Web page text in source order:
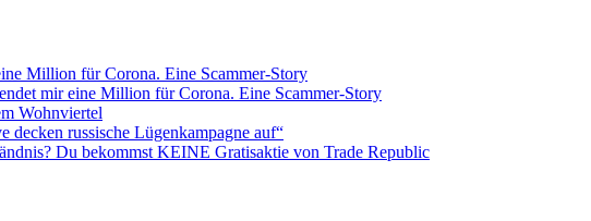
Million für Corona. Eine Scammer-Story
mir eine Million für Corona. Eine Scammer-Story
Wohnviertel
decken russische Lügenkampagne auf“
Du bekommst KEINE Gratisaktie von Trade Republic